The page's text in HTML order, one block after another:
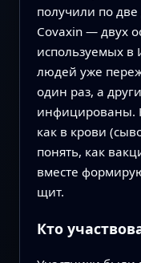
получили по
Covaxin — двух
используемых в
людей уже
один раз, а
инфицированы.
как в крови
понять, как
вместе
щит.
Кто